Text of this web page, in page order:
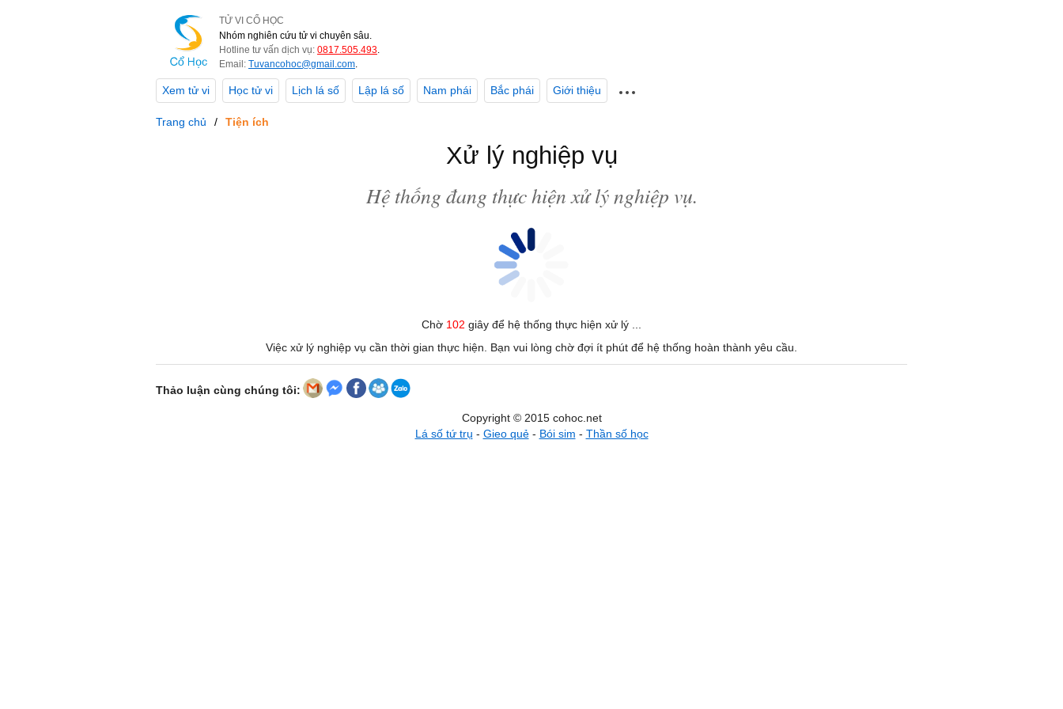
TỬ VI CỔ HỌC
Nhóm nghiên cứu tử vi chuyên sâu.
Hotline tư vấn dịch vụ: 0817.505.493.
Email: Tuvancohoc@gmail.com.
Xem tử vi Học tử vi Lịch lá số Lập lá số Nam phái Bắc phái Giới thiệu
Trang chủ Tiện ích
Xử lý nghiệp vụ
Hệ thống đang thực hiện xử lý nghiệp vụ.
Chờ 102 giây để hệ thống thực hiện xử lý ...
Việc xử lý nghiệp vụ cần thời gian thực hiện. Bạn vui lòng chờ đợi ít phút để hệ thống hoàn thành yêu cầu.
Thảo luận cùng chúng tôi:
Copyright © 2015 cohoc.net
Lá số tứ trụ - Gieo quẻ- Bói sim - Thần số học